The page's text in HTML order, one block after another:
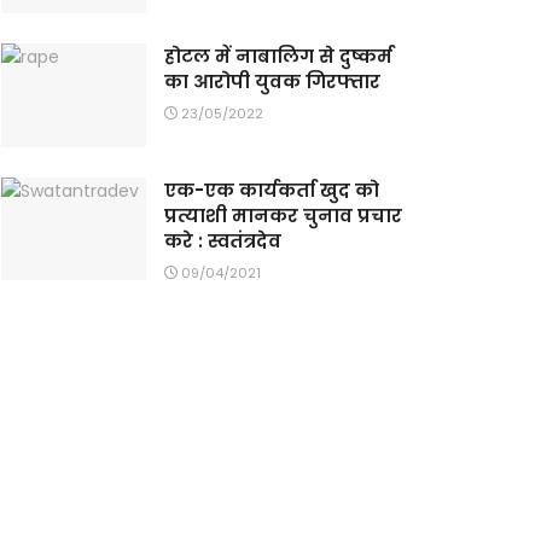
होटल में नाबालिग से दुष्कर्म
का आरोपी युवक गिरफ्तार
23/05/2022
एक-एक कार्यकर्ता खुद को
प्रत्याशी मानकर चुनाव प्रचार
करे : स्वतंत्रदेव
09/04/2021